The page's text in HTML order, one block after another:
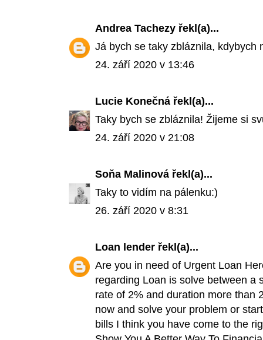
Andrea Tachezy řekl(a)...
Já bych se taky zbláznila, kdybych
24. září 2020 v 13:46
Lucie Konečná řekl(a)...
Taky bych se zbláznila! Žijeme si
24. září 2020 v 21:08
Soňa Malinová řekl(a)...
Taky to vidím na pálenku:)
26. září 2020 v 8:31
Loan lender řekl(a)...
Are you in need of Urgent Loan
regarding Loan is solve between a
rate of 2% and duration more than
now and solve your problem or
bills I think you have come to the